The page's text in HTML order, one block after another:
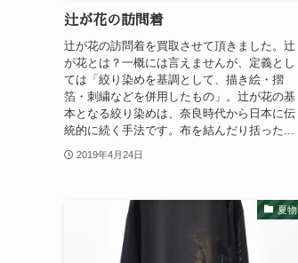
辻が花の訪問着
辻が花の訪問着を買取させて頂きました。辻
が花とは？一概には言えませんが、定義とし
ては「絞り染めを基調として、描き絵・摺
箔・刺繍などを併用したもの」。辻が花の基
本となる絞り染めは、奈良時代から日本に伝
統的に続く手法です。布を結んだり括った...
2019年4月24日
夏物